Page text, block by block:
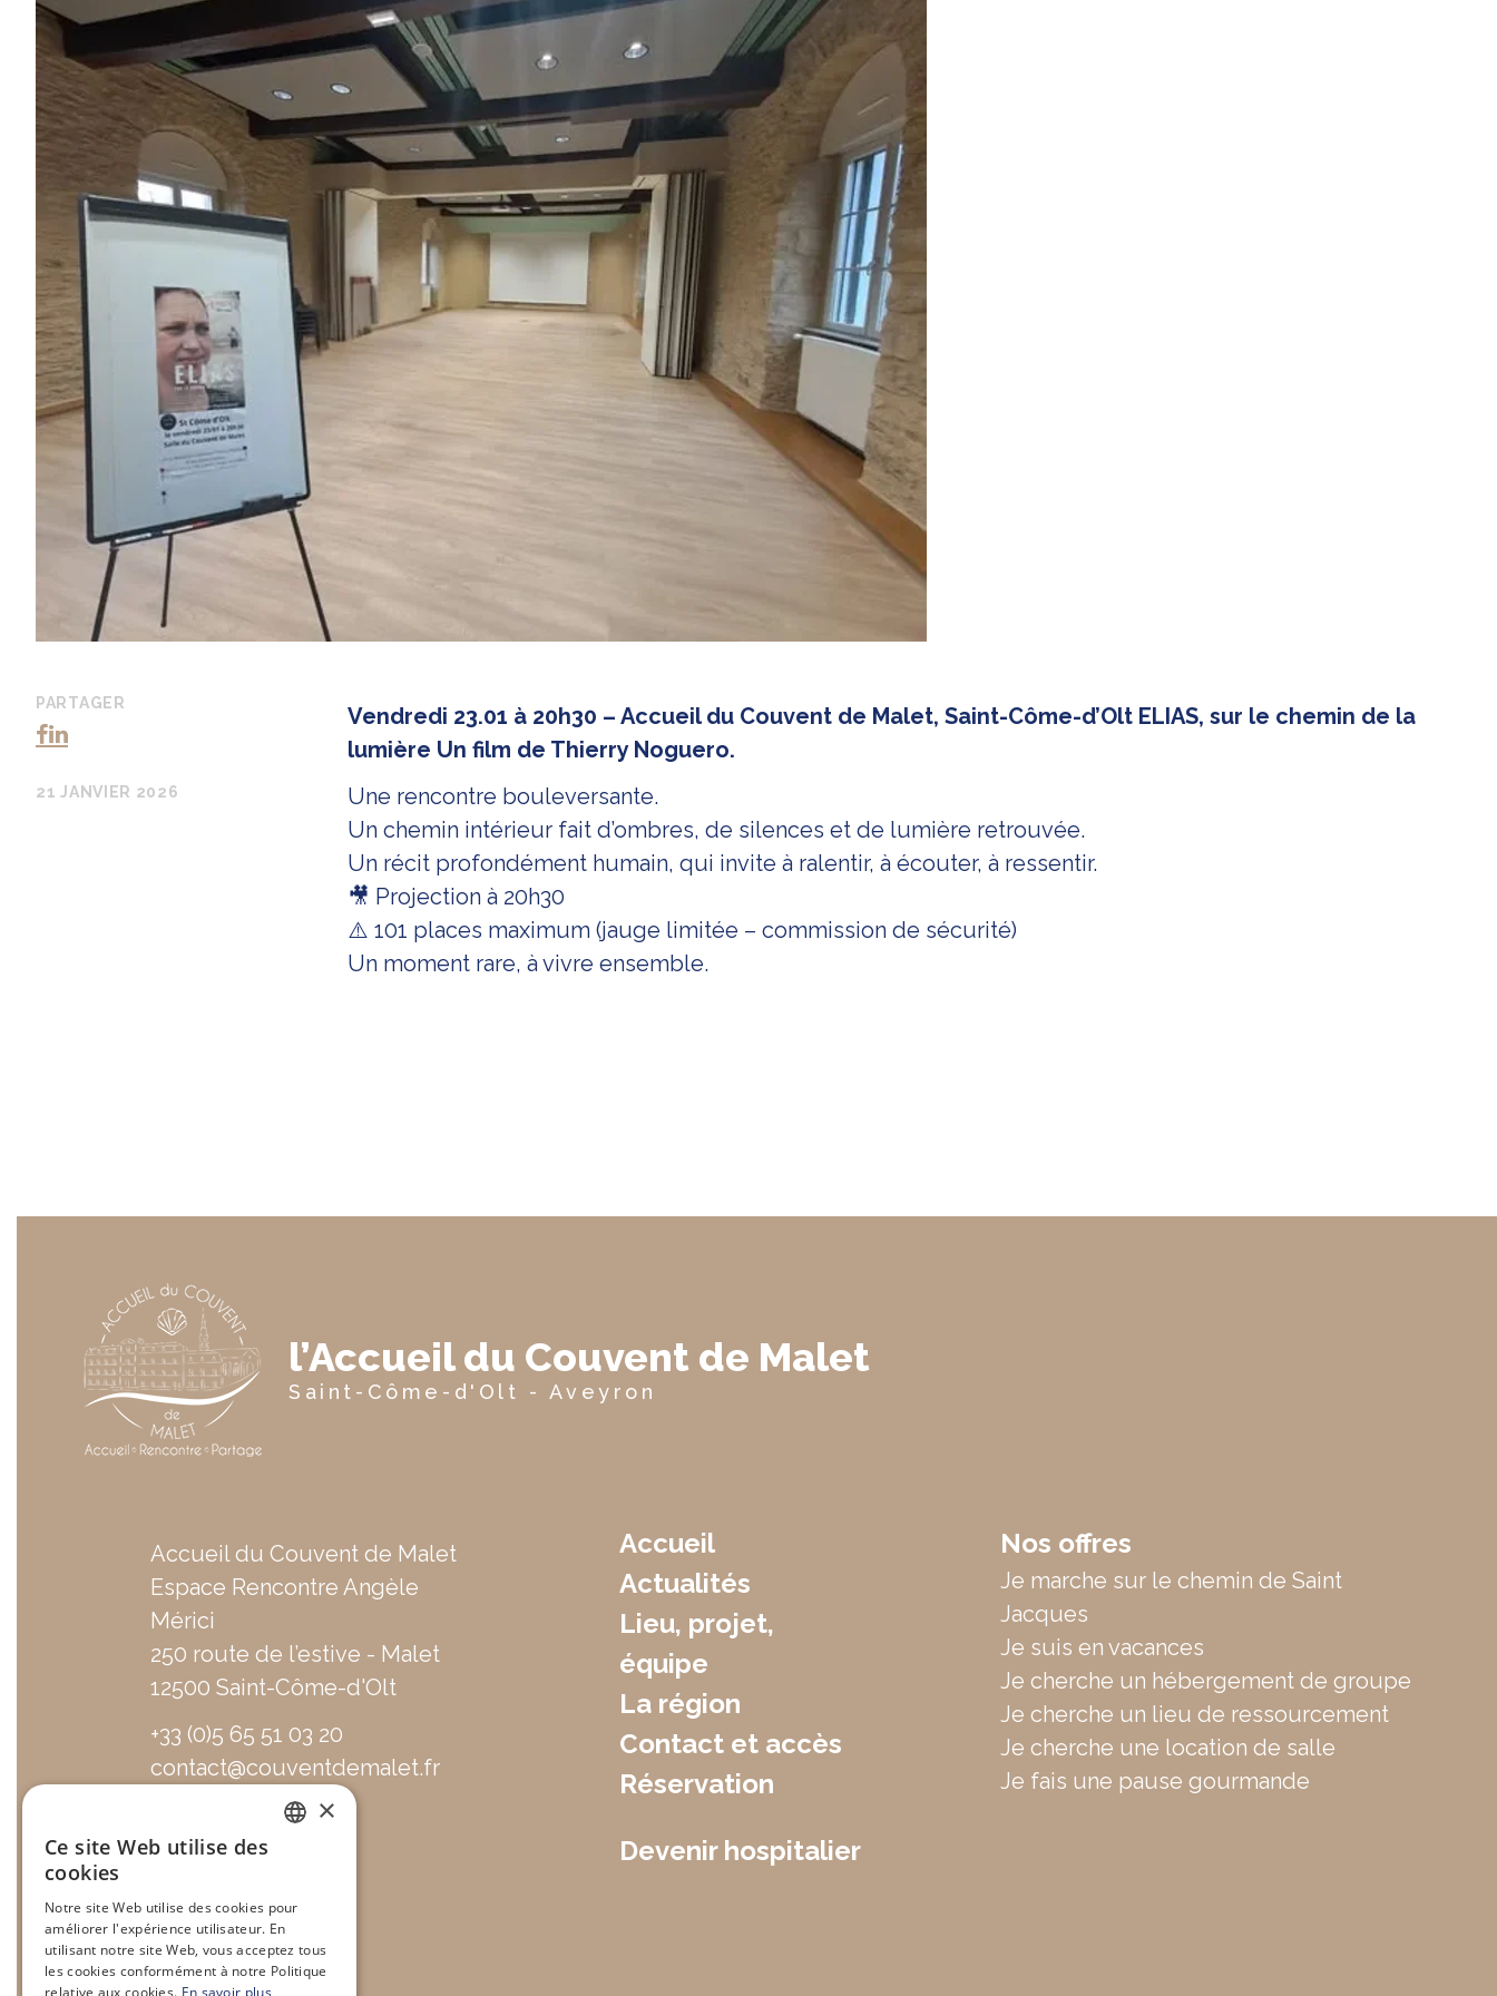
Vendredi 23.01 à 20h30 – Accueil du Couvent de Malet, Saint-Côme-d’Olt ELIAS, sur le chemin de la
lumière Un film de Thierry Noguero.
Une rencontre bouleversante.
Un chemin intérieur fait d’ombres, de silences et de lumière retrouvée.
Un récit profondément humain, qui invite à ralentir, à écouter, à ressentir.
🎥 Projection à 20h30
⚠️ 101 places maximum (jauge limitée – commission de sécurité)
Un moment rare, à vivre ensemble.
PARTAGER
21 JANVIER 2026
l’Accueil du Couvent de Malet
Saint-Côme-d'Olt - Aveyron
Accueil du Couvent de Malet
Espace Rencontre Angèle
Mérici
250 route de l’estive - Malet
12500 Saint-Côme-d'Olt
+33 (0)5 65 51 03 20
contact@couventdemalet.fr
Accueil
Actualités
Lieu, projet,
équipe
La région
Contact et accès
Réservation
Devenir hospitalier
Nos offres
Je marche sur le chemin de Saint
Jacques
Je suis en vacances
Je cherche un hébergement de groupe
Je cherche un lieu de ressourcement
Je cherche une location de salle
Je fais une pause gourmande
ENGLISH
×
Ce site Web utilise des
cookies
Notre site Web utilise des cookies pour
améliorer l'expérience utilisateur. En
utilisant notre site Web, vous acceptez tous
les cookies conformément à notre Politique
relative aux cookies. En savoir plus